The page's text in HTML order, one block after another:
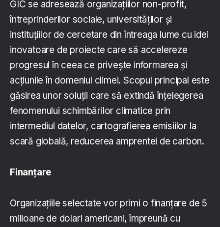
GIC se adresează organizațiilor non-profit,
întreprinderilor sociale, universităților și
instituțiilor de cercetare din întreaga lume cu idei
inovatoare de proiecte care să accelereze
progresul în ceea ce privește informarea și
acțiunile în domeniul climei. Scopul principal este
găsirea unor soluții care să extindă înțelegerea
fenomenului schimbărilor climatice prin
intermediul datelor, cartografierea emisiilor la
scară globală, reducerea amprentei de carbon.
Finanțare
Organizațiile selectate vor primi o finanțare de 5
milioane de dolari americani, împreună cu